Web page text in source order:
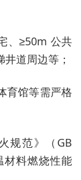
、≥50m 公共
道周边等；
育馆等需严格
规范》（GB
材料燃烧性能